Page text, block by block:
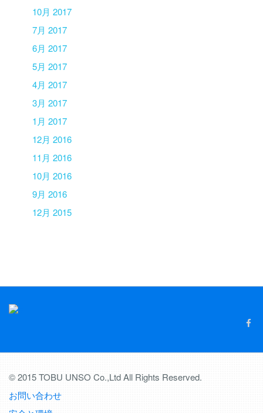
10月 2017
7月 2017
6月 2017
5月 2017
4月 2017
3月 2017
1月 2017
12月 2016
11月 2016
10月 2016
9月 2016
12月 2015
© 2015 TOBU UNSO Co.,Ltd All Rights Reserved.
お問い合わせ